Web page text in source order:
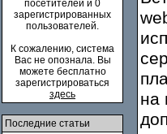
посетителей и 0
зарегистрированных
пользователей.
К сожалению, система
Вас не опознала. Вы
можете бесплатно
зарегистрироваться
здесь
Последние статьи
на